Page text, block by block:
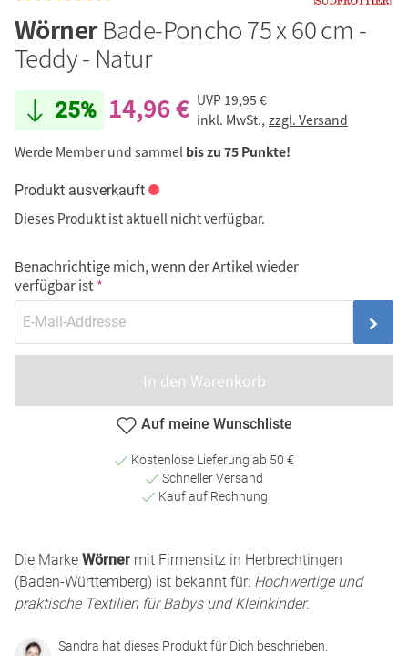
WörnerBade-Poncho 75 x 60 cm -
Teddy - Natur
25% 14,96 € UVP 19,95 €
inkl. MwSt., zzgl. Versand
Werde Member und sammel bis zu 75 Punkte!
Produkt ausverkauft
Dieses Produkt ist aktuell nicht verfügbar.
Benachrichtige mich, wenn der Artikel wieder
verfügbar ist
In den Warenkorb
Auf meine Wunschliste
Kostenlose Lieferung ab 50 €
Schneller Versand
Kauf auf Rechnung
Die Marke Wörner mit Firmensitz in Herbrechtingen
(Baden-Württemberg) ist bekannt für: Hochwertige und
praktische Textilien für Babys und Kleinkinder.
Sandra hat dieses Produkt für Dich beschrieben.